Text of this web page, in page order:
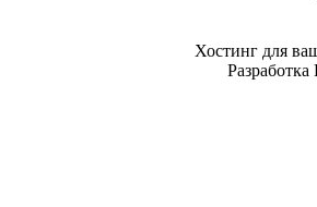
Хостинг для